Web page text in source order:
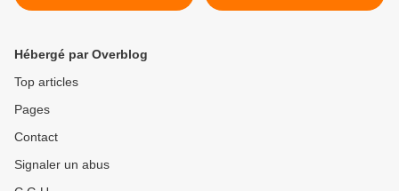
Hébergé par Overblog
Top articles
Pages
Contact
Signaler un abus